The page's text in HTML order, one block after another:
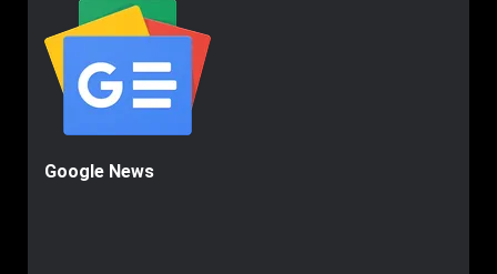
Google News